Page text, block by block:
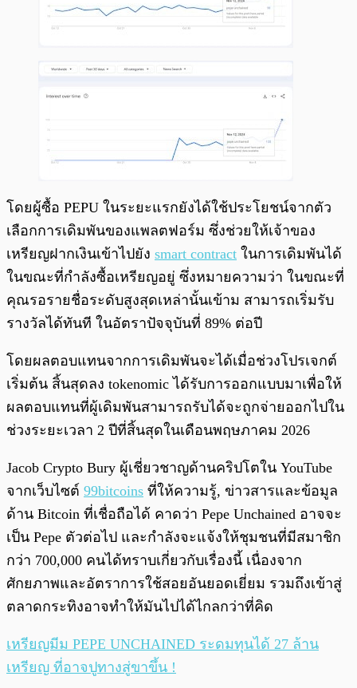
โดยผู้ซื้อ PEPU ในระยะแรกยังได้ใช้ประโยชน์จากตัว
เลือกการเดิมพันของแพลตฟอร์ม ซึ่งช่วยให้เจ้าของ
เหรียญฝากเงินเข้าไปยัง smart contract ในการเดิมพันได้
ในขณะที่กำลังซื้อเหรียญอยู่ ซึ่งหมายความว่า ในขณะที่
คุณรอรายชื่อระดับสูงสุดเหล่านั้นเข้าม สามารถเริ่มรับ
รางวัลได้ทันที ในอัตราปัจจุบันที่ 89% ต่อปี
โดยผลตอบแทนจากการเดิมพันจะได้เมื่อช่วงโปรเจกต์
เริ่มต้น สิ้นสุดลง tokenomic ได้รับการออกแบบมาเพื่อให้
ผลตอบแทนที่ผู้เดิมพันสามารถรับได้จะถูกจ่ายออกไปใน
ช่วงระยะเวลา 2 ปีที่สิ้นสุดในเดือนพฤษภาคม 2026
Jacob Crypto Bury ผู้เชี่ยวชาญด้านคริปโตใน YouTube
จากเว็บไซต์ 99bitcoins ที่ให้ความรู้, ข่าวสารและข้อมูล
ด้าน Bitcoin ที่เชื่อถือได้ คาดว่า Pepe Unchained อาจจะ
เป็น Pepe ตัวต่อไป และกำลังจะแจ้งให้ชุมชนที่มีสมาชิก
กว่า 700,000 คนได้ทราบเกี่ยวกับเรื่องนี้ เนื่องจาก
ศักยภาพและอัตราการใช้สอยอันยอดเยี่ยม รวมถึงเข้าสู่
ตลาดกระทิงอาจทำให้มันไปได้ไกลกว่าที่คิด
เหรียญมีม PEPE UNCHAINED ระดมทุนได้ 27 ล้าน
เหรียญ ที่อาจปูทางสู่ขาขึ้น !